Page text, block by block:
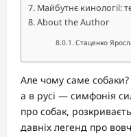
Майбутнє кинології:
About the Author
Стаценко
Але чому саме собаки?
а в русі — симфонія
про собак,
давніх легенд про